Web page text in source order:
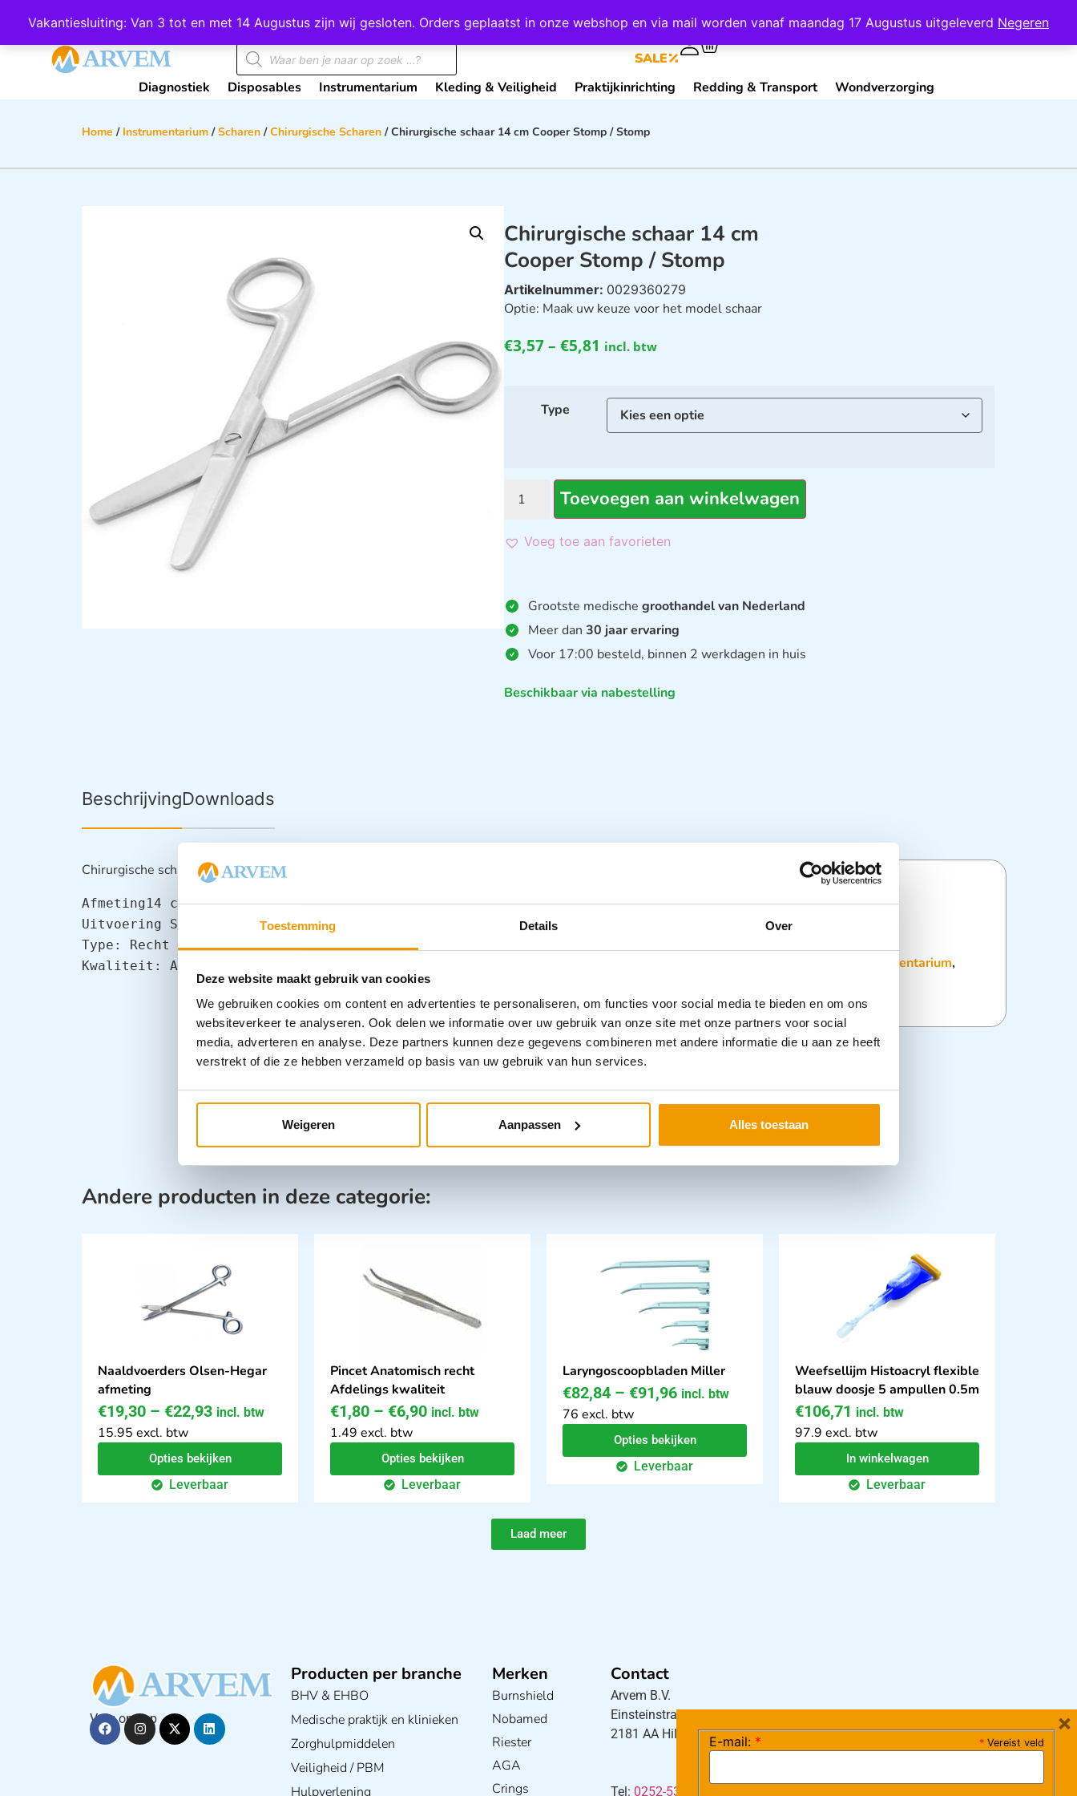
Toestemming Details Over
Deze website maakt gebruik van cookies
We gebruiken cookies om content en advertenties te personaliseren, om functies voor social media te bieden en om ons
websiteverkeer te analyseren. Ook delen we informatie over uw gebruik van onze site met onze partners voor social
media, adverteren en analyse. Deze partners kunnen deze gegevens combineren met andere informatie die u aan ze heeft
verstrekt of die ze hebben verzameld op basis van uw gebruik van hun services.
Weigeren Aanpassen Alles toestaan
Vakantiesluiting: Van 3 tot en met 14 Augustus zijn wij gesloten. Orders geplaatst in onze webshop en via mail worden vanaf maandag 17 Augustus uitgeleverd Negeren
Wij scoren een 4,8 op Google Mijn Account Contact
SALE
Diagnostiek Disposables Instrumentarium Kleding & Veiligheid Praktijkinrichting Redding & Transport Wondverzorging
Home / Instrumentarium /Scharen /Chirurgische Scharen / Chirurgische schaar 14 cm Cooper Stomp / Stomp
Chirurgische schaar 14 cm
Cooper Stomp / Stomp
Artikelnummer: 0029360279
Optie: Maak uw keuze voor het model schaar
€3,57– €5,81 incl. btw
Type
Toevoegen aan winkelwagen
Voeg toe aan favorieten
Grootste medischegroothandel van Nederland
Meer dan30 jaar ervaring
Voor 17:00 besteld, binnen 2 werkdagen in huis
Beschikbaar via nabestelling
BeschrijvingDownloads
Chirurgische schaar model Cooper
Uitvoering Stomp / Stomp
Type: Recht of Gebogen
Kwaliteit: Afdeling
Specificaties
Instrumentarium,
Andere producten in deze categorie:
Naaldvoerders Olsen-Hegar
afmeting
€19,30 – €22,93 incl. btw
15.95 excl. btw
Opties bekijken
Leverbaar
Pincet Anatomisch recht
Afdelings kwaliteit
€1,80 – €6,90 incl. btw
1.49 excl. btw
Opties bekijken
Leverbaar
Laryngoscoopbladen Miller
€82,84 – €91,96 incl. btw
76 excl. btw
Opties bekijken
Leverbaar
Weefsellijm Histoacryl flexible
blauw doosje 5 ampullen 0.5m
€106,71 incl. btw
97.9 excl. btw
In winkelwagen
Leverbaar
Laad meer
Volg ons op
Producten per branche
BHV & EHBO
Medische praktijk en klinieken
Zorghulpmiddelen
Veiligheid / PBM
Hulpverlening
Merken
Burnshield
Nobamed
Riester
AGA
Crings
Contact
Arvem B.V.
Einsteinstraat 5
2181 AA Hillegom
Tel: 0252-533256
* Vereist veld
E-mail: *
×